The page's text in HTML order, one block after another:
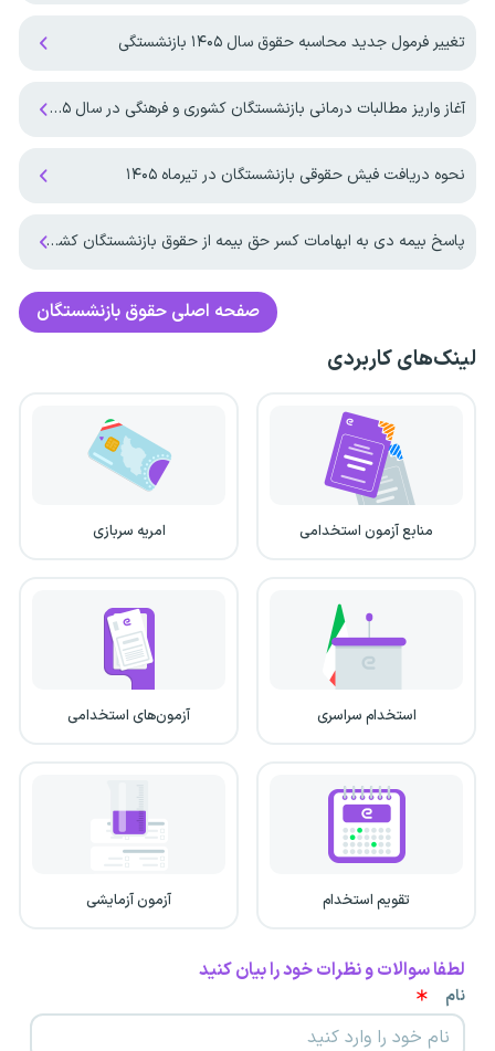
تغییر فرمول جدید محاسبه حقوق سال ۱۴۰۵ بازنشستگی
آغاز واریز مطالبات درمانی بازنشستگان کشوری و فرهنگی در سال ۱۴۰۵
نحوه دریافت فیش حقوقی بازنشستگان در تیرماه ۱۴۰۵
پاسخ بیمه دی به ابهامات کسر حق بیمه از حقوق بازنشستگان کشوری
صفحه اصلی حقوق بازنشستگان
لینک‌های کاربردی
منابع آزمون استخدامی امریه سربازی
استخدام سراسری آزمون‌های استخدامی
تقویم استخدام آزمون آزمایشی
لطفا سوالات و نظرات خود را بیان کنید
نام